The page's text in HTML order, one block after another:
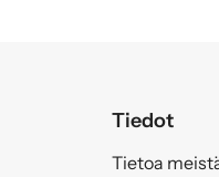
Tiedot
Tietoa